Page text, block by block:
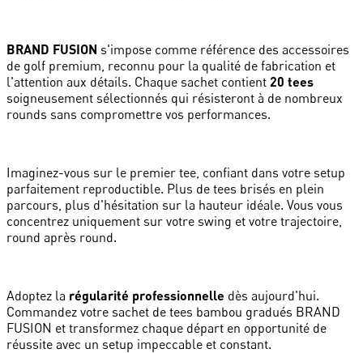
BRAND FUSION s'impose comme référence des accessoires
de golf premium, reconnu pour la qualité de fabrication et
l'attention aux détails. Chaque sachet contient 20 tees
soigneusement sélectionnés qui résisteront à de nombreux
rounds sans compromettre vos performances.
Imaginez-vous sur le premier tee, confiant dans votre setup
parfaitement reproductible. Plus de tees brisés en plein
parcours, plus d'hésitation sur la hauteur idéale. Vous vous
concentrez uniquement sur votre swing et votre trajectoire,
round après round.
Adoptez la régularité professionnelle dès aujourd'hui.
Commandez votre sachet de tees bambou gradués BRAND
FUSION et transformez chaque départ en opportunité de
réussite avec un setup impeccable et constant.